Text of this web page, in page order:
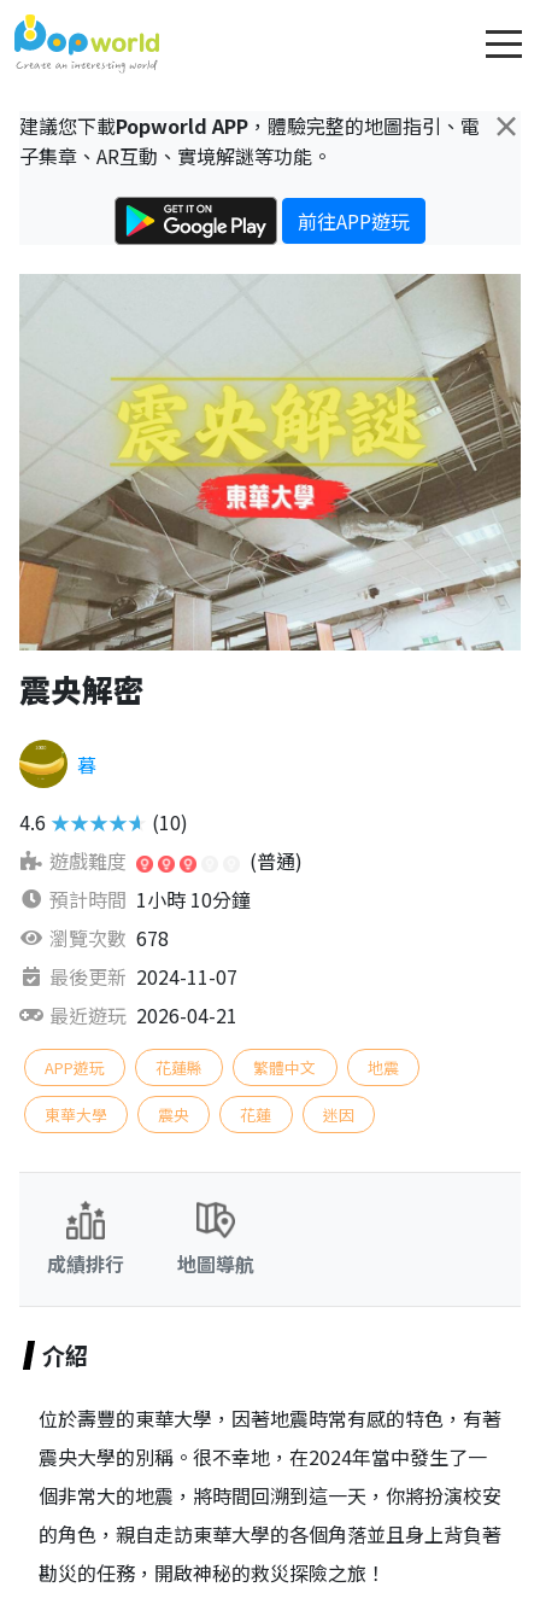
×
建議您下載Popworld APP ，體驗完整的地圖指引、電
子集章、AR互動、實境解謎等功能。
前往APP遊玩
震央解密
暮
4.6 ★★★★★ (10)
遊戲難度
(普通)
預計時間 1小時 10分鐘
瀏覽次數 678
最後更新 2024-11-07
最近遊玩 2026-04-21
APP遊玩 花蓮縣 繁體中文 地震
東華大學 震央 花蓮 迷因
成績排行 地圖導航
介紹
位於壽豐的東華大學，因著地震時常有感的特色，有著
震央大學的別稱。很不幸地，在2024年當中發生了一
個非常大的地震，將時間回溯到這一天，你將扮演校安
的角色，親自走訪東華大學的各個角落並且身上背負著
勘災的任務，開啟神秘的救災探險之旅！